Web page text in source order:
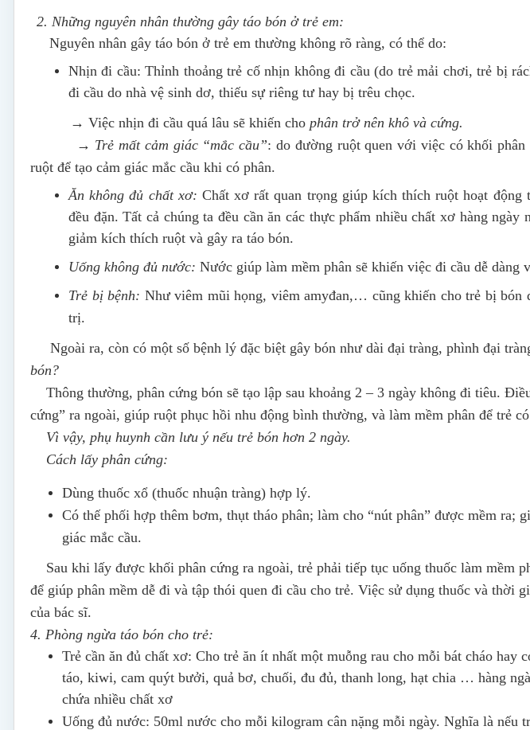
2. Những nguyên nhân thường gây táo bón ở trẻ em:
Nguyên nhân gây táo bón ở trẻ em thường không rõ ràng, có thể do:
Nhịn đi cầu: Thỉnh thoảng trẻ cố nhịn không đi cầu (do trẻ mải chơi, trẻ bị
đi cầu do nhà vệ sinh dơ, thiếu sự riêng tư hay bị trêu chọc.
→ Việc nhịn đi cầu quá lâu sẽ khiến cho phân trở nên khô và cứng.
→ Trẻ mất cảm giác “mắc cầu”: do đường ruột quen với việc có khối
ruột để tạo cảm giác mắc cầu khi có phân.
Ăn không đủ chất xơ: Chất xơ rất quan trọng giúp kích thích ruột hoạt động
đều đặn. Tất cả chúng ta đều cần ăn các thực phẩm nhiều chất xơ hàng
giảm kích thích ruột và gây ra táo bón.
Uống không đủ nước: Nước giúp làm mềm phân sẽ khiến việc đi cầu dễ dàng
Trẻ bị bệnh: Như viêm mũi họng, viêm amyđan,… cũng khiến cho trẻ bị bón
trị.
Ngoài ra, còn có một số bệnh lý đặc biệt gây bón như dài đại tràng, phình đại
bón?
Thông thường, phân cứng bón sẽ tạo lập sau khoảng 2 – 3 ngày không đi tiêu.
cứng” ra ngoài, giúp ruột phục hồi nhu động bình thường, và làm mềm phân để trẻ
Vì vậy, phụ huynh cần lưu ý nếu trẻ bón hơn 2 ngày.
Cách lấy phân cứng:
Dùng thuốc xổ (thuốc nhuận tràng) hợp lý.
Có thế phối hợp thêm bơm, thụt tháo phân; làm cho “nút phân” được mềm ra;
giác mắc cầu.
Sau khi lấy được khối phân cứng ra ngoài, trẻ phải tiếp tục uống thuốc làm mềm
để giúp phân mềm dễ đi và tập thói quen đi cầu cho trẻ. Việc sử dụng thuốc và thời
của bác sĩ.
4. Phòng ngừa táo bón cho trẻ:
Trẻ cần ăn đủ chất xơ: Cho trẻ ăn ít nhất một muỗng rau cho mỗi bát cháo hay
táo, kiwi, cam quýt bưởi, quả bơ, chuối, đu đủ, thanh long, hạt chia … hàng
chứa nhiều chất xơ
Uống đủ nước: 50ml nước cho mỗi kilogram cân nặng mỗi ngày. Nghĩa là nếu